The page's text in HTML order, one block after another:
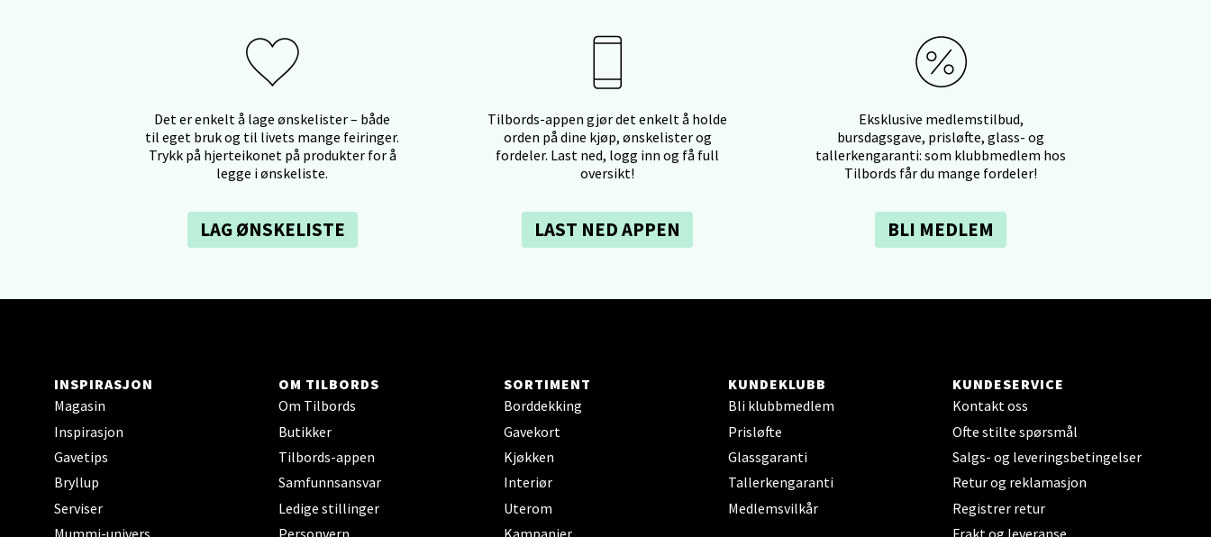
Det er enkelt å lage ønskelister – både
til eget bruk og til livets mange feiringer.
Trykk på hjerteikonet på produkter for å
legge i ønskeliste.
LAG ØNSKELISTE
Tilbords-appen gjør det enkelt å holde
orden på dine kjøp, ønskelister og
fordeler. Last ned, logg inn og få full
oversikt!
LAST NED APPEN
Eksklusive medlemstilbud,
bursdagsgave, prisløfte, glass- og
tallerkengaranti: som klubbmedlem hos
Tilbords får du mange fordeler!
BLI MEDLEM
INSPIRASJON
Magasin
Inspirasjon
Gavetips
Bryllup
Serviser
OM TILBORDS
Om Tilbords
Butikker
Tilbords-appen
Samfunnsansvar
Ledige stillinger
SORTIMENT
Borddekking
Gavekort
Kjøkken
Interiør
Uterom
KUNDEKLUBB
Bli klubbmedlem
Prisløfte
Glassgaranti
Tallerkengaranti
Medlemsvilkår
KUNDESERVICE
Kontakt oss
Ofte stilte spørsmål
Salgs- og leveringsbetingelser
Retur og reklamasjon
Registrer retur
Bergen - Thon Senter Lagunen
Laguneveien 1, 5239 Bergen
Åpent i dag 10-21
Lillemarkens markensgate 25B, 4611 Kristiansand
Erich Mogensøns vei 38, 0594 Oslo
Åpent i dag 10-21
0 i butikk